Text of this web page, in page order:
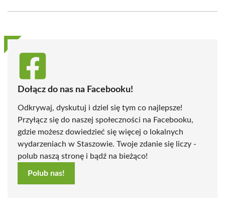
(Twitter)
Dołącz do nas na Facebooku!
Odkrywaj, dyskutuj i dziel się tym co najlepsze!
Przyłącz się do naszej społeczności na Facebooku,
gdzie możesz dowiedzieć się więcej o lokalnych
wydarzeniach w Staszowie. Twoje zdanie się liczy -
polub naszą stronę i bądź na bieżąco!
Polub nas!